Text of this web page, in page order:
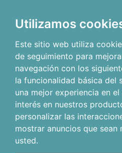
Utilizamos
Este sitio web utiliza
de seguimiento para
navegación con los
la funcionalidad básica del
una mejor experiencia en
interés en nuestros
personalizar las
mostrar anuncios que sean
usted.